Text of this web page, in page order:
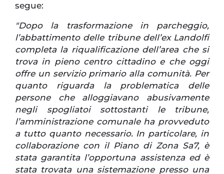
segue:
"Dopo la trasformazione in parcheggio,
l’abbattimento delle tribune dell’ex Landolfi
completa la riqualificazione dell’area che si
trova in pieno centro cittadino e che oggi
offre un servizio primario alla comunità. Per
quanto riguarda la problematica delle
persone che alloggiavano abusivamente
negli spogliatoi sottostanti le tribune,
l’amministrazione comunale ha provveduto
a tutto quanto necessario. In particolare, in
collaborazione con il Piano di Zona Sa7, è
stata garantita l’opportuna assistenza ed è
stata trovata una sistemazione presso una